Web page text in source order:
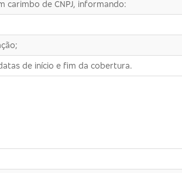
carimbo de CNPJ, informando:
de início e fim da cobertura.